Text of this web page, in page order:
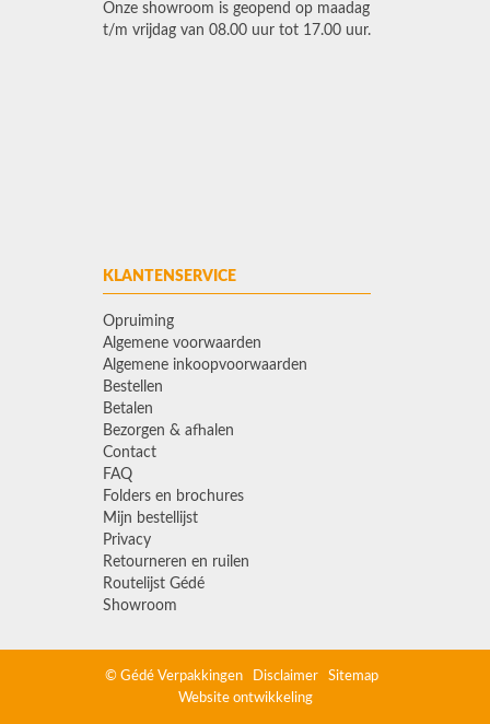
Onze showroom is geopend op maadag
t/m vrijdag van 08.00 uur tot 17.00 uur.
KLANTENSERVICE
Opruiming
Algemene voorwaarden
Algemene inkoopvoorwaarden
Bestellen
Betalen
Bezorgen & afhalen
Contact
FAQ
Folders en brochures
Mijn bestellijst
Privacy
Retourneren en ruilen
Routelijst Gédé
Showroom
© Gédé Verpakkingen Disclaimer
Sitemap
Website ontwikkeling